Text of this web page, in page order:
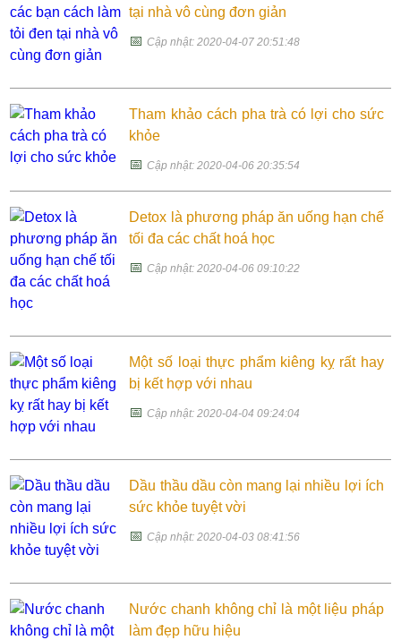
tại nhà vô cùng đơn giản
📅Cập nhật: 2020-04-07 20:51:48
Tham khảo cách pha trà có lợi cho sức
khỏe
📅Cập nhật: 2020-04-06 20:35:54
Detox là phương pháp ăn uống hạn chế
tối đa các chất hoá học
📅Cập nhật: 2020-04-06 09:10:22
Một số loại thực phẩm kiêng kỵ rất hay
bị kết hợp với nhau
📅Cập nhật: 2020-04-04 09:24:04
Dầu thầu dầu còn mang lại nhiều lợi ích
sức khỏe tuyệt vời
📅Cập nhật: 2020-04-03 08:41:56
Nước chanh không chỉ là một liệu pháp
làm đẹp hữu hiệu